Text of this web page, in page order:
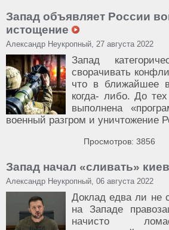
Запад объявляет России
истощение
Александр Неукропный, 27 августа 2022
Запад
сворачивать
что в ближайшее
когда- либо. До
выполнена
военный разгром и уничтожение
Просмотров: 3856
Запад начал «сливать»
Александр Неукропный, 06 августа 2022
Доклад едва ли не
на Западе
начисто